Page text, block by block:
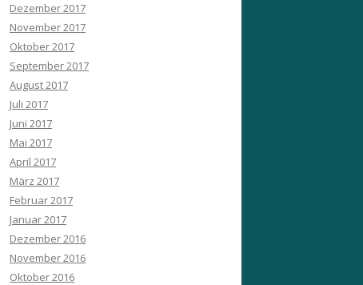
Dezember 2017
November 2017
Oktober 2017
September 2017
August 2017
Juli 2017
Juni 2017
Mai 2017
April 2017
März 2017
Februar 2017
Januar 2017
Dezember 2016
November 2016
Oktober 2016